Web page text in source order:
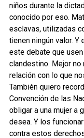
niños durante la
conocido por eso.
esclavas, utilizadas
tienen ningún valor.
este debate que
clandestino. Mejor no
relación con lo que
También quiero
Convención de las
obligar a una mujer a
desea. Y los
contra estos